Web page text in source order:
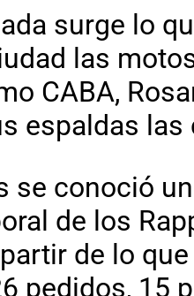
surge lo
las
CABA,
espaldas
se conoció
de los
de lo
pedidos, 15